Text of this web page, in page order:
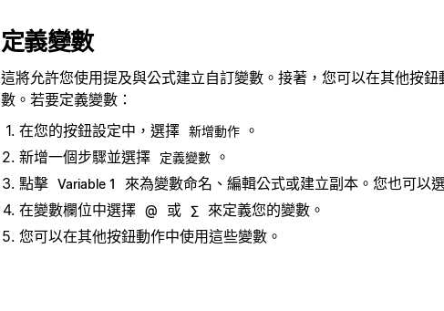
定義變數
這將允許您使用提及與公式建立自訂變數。接著，您可以在其他按鈕
數。若要定義變數：
在您的按鈕設定中，選擇 新增動作 。
新增一個步驟並選擇
定義變數 。
點擊 Variable 1 來為變數命名、編輯公式或建立副本。您也可以
在變數欄位中選擇 @ 或 ∑
來定義您的變數。
您可以在其他按鈕動作中使用這些變數。